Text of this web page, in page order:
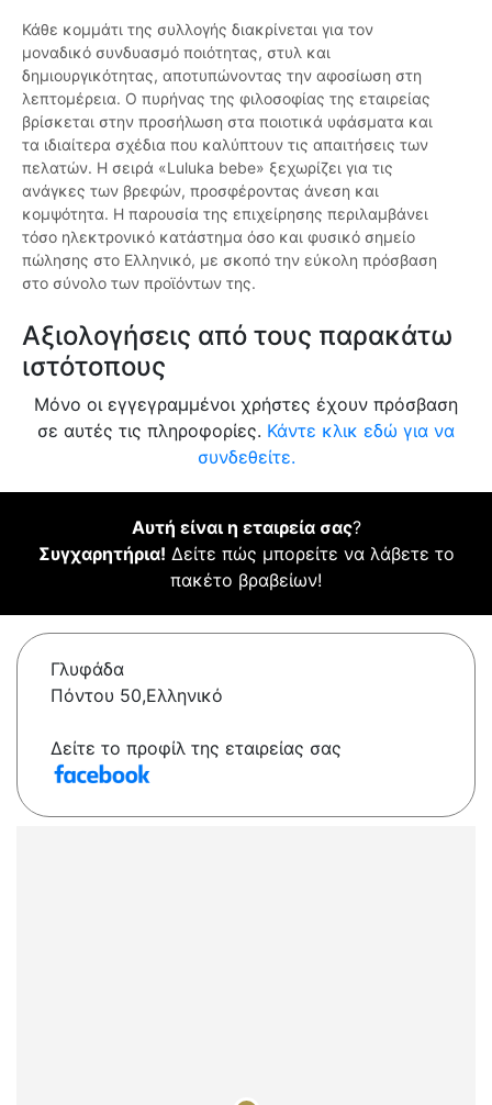
Κάθε κομμάτι της συλλογής διακρίνεται για τον
μοναδικό συνδυασμό ποιότητας, στυλ και
δημιουργικότητας, αποτυπώνοντας την αφοσίωση στη
λεπτομέρεια. Ο πυρήνας της φιλοσοφίας της εταιρείας
βρίσκεται στην προσήλωση στα ποιοτικά υφάσματα και
τα ιδιαίτερα σχέδια που καλύπτουν τις απαιτήσεις των
πελατών. Η σειρά «Luluka bebe» ξεχωρίζει για τις
ανάγκες των βρεφών, προσφέροντας άνεση και
κομψότητα. Η παρουσία της επιχείρησης περιλαμβάνει
τόσο ηλεκτρονικό κατάστημα όσο και φυσικό σημείο
πώλησης στο Ελληνικό, με σκοπό την εύκολη πρόσβαση
στο σύνολο των προϊόντων της.
Αξιολογήσεις από τους παρακάτω
ιστότοπους
Μόνο οι εγγεγραμμένοι χρήστες έχουν πρόσβαση
σε αυτές τις πληροφορίες. Κάντε κλικ εδώ για να
συνδεθείτε.
Αυτή είναι η εταιρεία σας?
Συγχαρητήρια! Δείτε πώς μπορείτε να λάβετε το
πακέτο βραβείων!
Γλυφάδα
Πόντου 50,Ελληνικό
Δείτε το προφίλ της εταιρείας σας